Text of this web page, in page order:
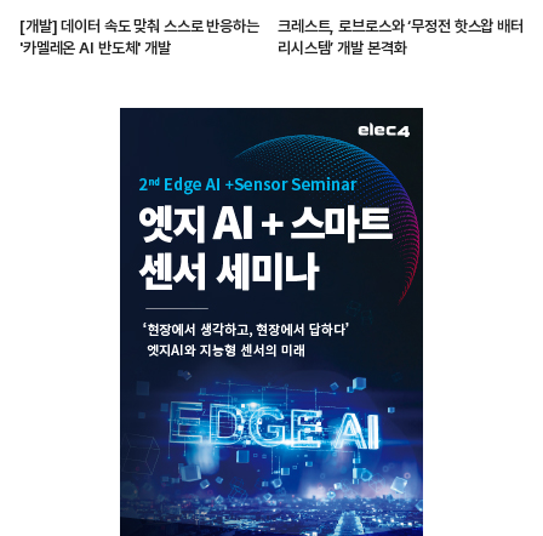
[개발] 데이터 속도 맞춰 스스로 반응하는
'카멜레온 AI 반도체' 개발
크레스트, 로브로스와 ‘무정전 핫스왑 배터
리시스템’ 개발 본격화